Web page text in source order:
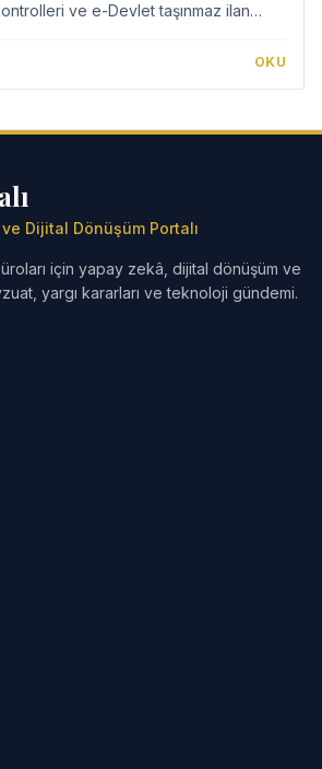
ve e-Devlet taşınmaz ilan
inceliyoruz.
OKU
Dijital Dönüşüm Portalı
için yapay zekâ, dijital dönüşüm ve
yargı kararları ve teknoloji gündemi.